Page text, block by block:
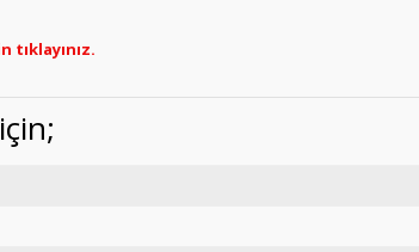
tıklayınız.
ile Başlama